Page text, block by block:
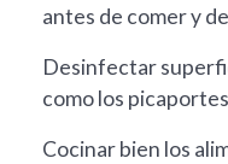
antes de comer y
Desinfectar
como los
Cocinar bien los